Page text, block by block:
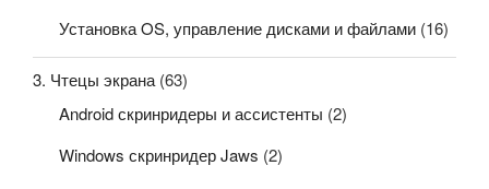
Установка OS, управление дисками и файлами (16)
3. Чтецы экрана (63)
Android скринридеры и ассистенты (2)
Windows скринридер Jaws (2)